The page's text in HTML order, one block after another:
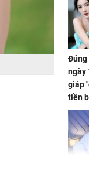
Đúng
ngày
giáp
tiền
đón
tiền